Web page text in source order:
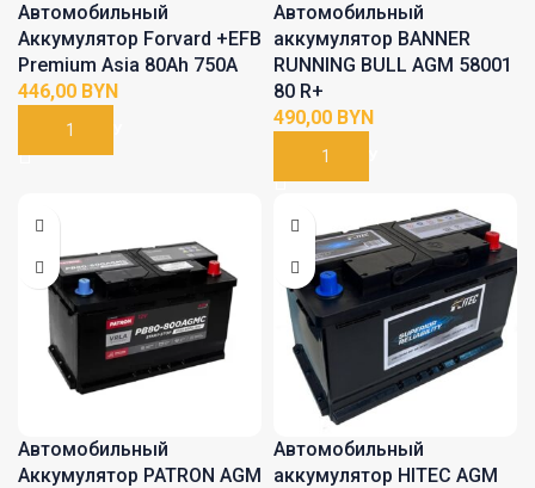
Автомобильный
Аккумулятор Forvard +EFB
Premium Asia 80Ah 750A
BYN
В КОРЗИНУ
Автомобильный
аккумулятор BANNER
RUNNING BULL AGM 58001
80 R+
BYN
В КОРЗИНУ
Автомобильный
Аккумулятор PATRON AGM
Автомобильный
аккумулятор HITEC AGM